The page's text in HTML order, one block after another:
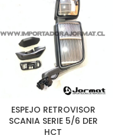
ESPEJO RETROVISOR
SCANIA SERIE 5/6 DER
HCT